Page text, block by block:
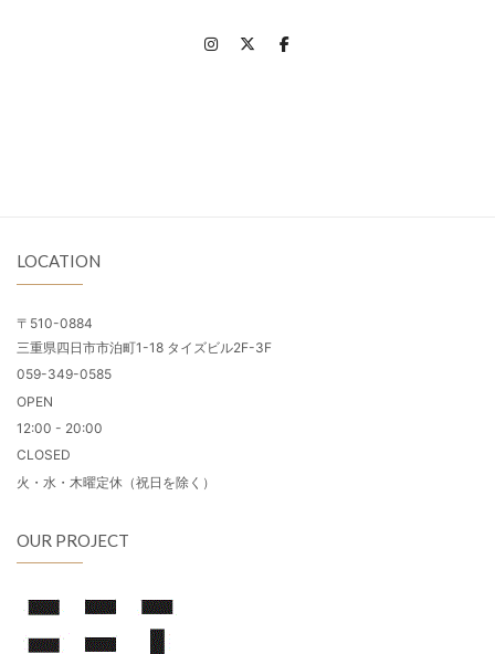
LOCATION
〒510-0884
三重県四日市市泊町1-18 タイズビル2F-3F
059-349-0585
OPEN
12:00 - 20:00
CLOSED
火・水・木曜定休（祝日を除く）
OUR PROJECT